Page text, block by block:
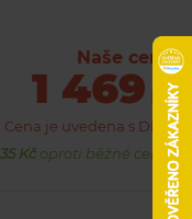
Naše cena
1 469 Kč
Cena je uvedena s DPH
Kčoproti běžné ceně.